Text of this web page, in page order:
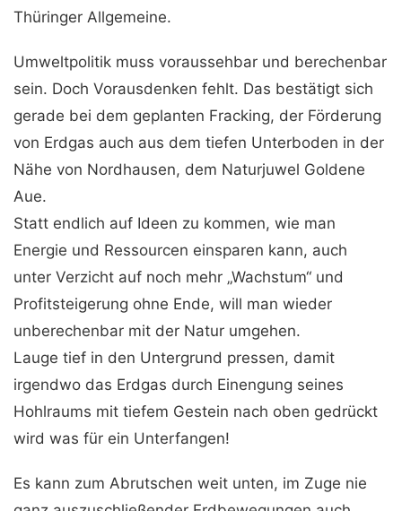
Thüringer Allgemeine.
Umweltpolitik muss voraussehbar und berechenbar
sein. Doch Vorausdenken fehlt. Das bestätigt sich
gerade bei dem geplanten Fracking, der Förderung
von Erdgas auch aus dem tiefen Unterboden in der
Nähe von Nordhausen, dem Naturjuwel Goldene
Aue.
Statt endlich auf Ideen zu kommen, wie man
Energie und Ressourcen einsparen kann, auch
unter Verzicht auf noch mehr „Wachstum“ und
Profitsteigerung ohne Ende, will man wieder
unberechenbar mit der Natur umgehen.
Lauge tief in den Untergrund pressen, damit
irgendwo das Erdgas durch Einengung seines
Hohlraums mit tiefem Gestein nach oben gedrückt
wird was für ein Unterfangen!
Es kann zum Abrutschen weit unten, im Zuge nie